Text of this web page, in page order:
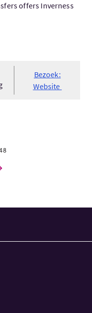
offers Inverness
Bezoek:
Website